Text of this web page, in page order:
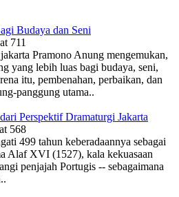
Budaya dan Seni
711
Pramono Anung mengemukan,
yang lebih luas bagi budaya, seni,
itu, pembenahan, perbaikan, dan
panggung utama..
Perspektif Dramaturgi Jakarta
568
499 tahun keberadaannya sebagai
Alaf XVI (1527), kala kekuasaan
penjajah Portugis -- sebagaimana